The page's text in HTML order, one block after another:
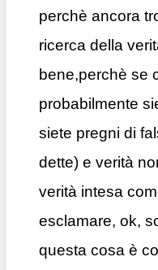
perchè ancora
ricerca della
bene,perchè se
probabilmente
siete pregni di
dette) e verità
verità intesa
esclamare, ok,
questa cosa è